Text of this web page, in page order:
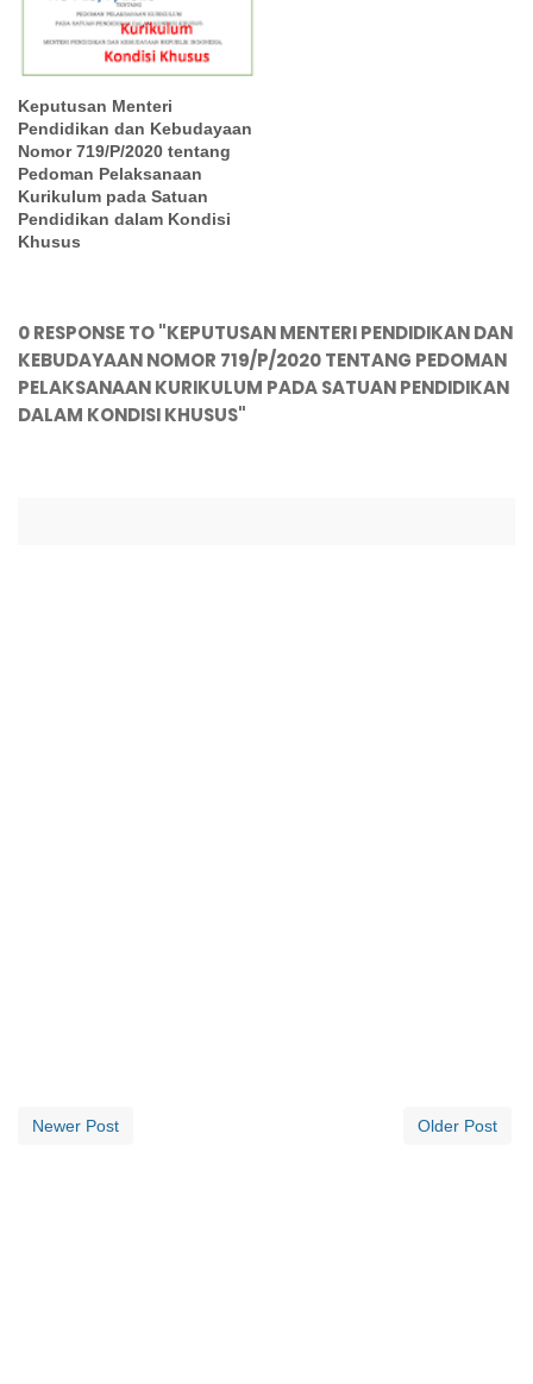
Keputusan Menteri
Pendidikan dan Kebudayaan
Nomor 719/P/2020 tentang
Pedoman Pelaksanaan
Kurikulum pada Satuan
Pendidikan dalam Kondisi
Khusus
0 RESPONSE TO "KEPUTUSAN MENTERI PENDIDIKAN DAN
KEBUDAYAAN NOMOR 719/P/2020 TENTANG PEDOMAN
PELAKSANAAN KURIKULUM PADA SATUAN PENDIDIKAN
DALAM KONDISI KHUSUS"
Newer Post Older Post